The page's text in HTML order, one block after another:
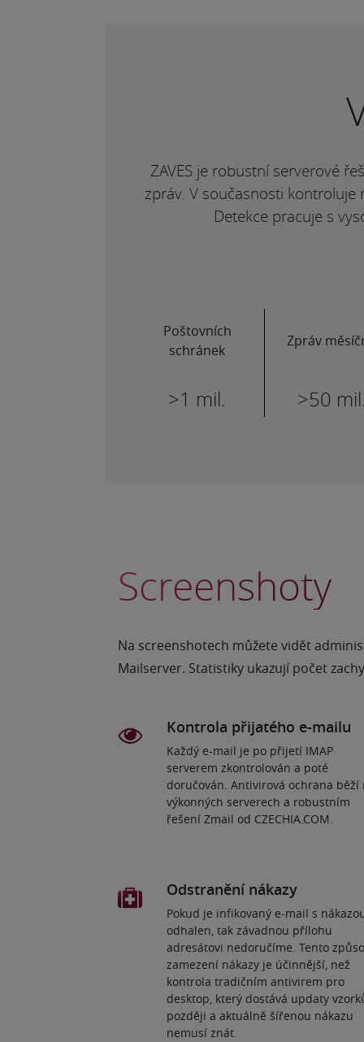
ZAVES je robustní serverové
zpráv. V současnosti kontroluje
Detekce pracuje s
Poštovních
schránek
>1 mil.
Zpráv
>50
Screenshoty
Na screenshotech můžete vidět
Mailserver. Statistiky ukazují počet
Kontrola přijatého e-mailu
Každý e-mail je po přijetí IMAP
serverem zkontrolován a poté
doručován. Antivirová ochrana běží
výkonných serverech a robustním
řešení Zmail od CZECHIA.COM.
Odstranění nákazy
Pokud je infikovaný e-mail s
odhalen, tak závadnou přílohu
adresátovi nedoručíme. Tento
zamezení nákazy je účinnější, než
kontrola tradičním antivirem pro
desktop, který dostává updaty
později a aktuálně šířenou nákazu
nemusí znát.